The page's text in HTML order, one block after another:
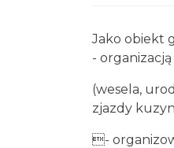
Jako obiekt
-
(wesela,
zjazdy
-